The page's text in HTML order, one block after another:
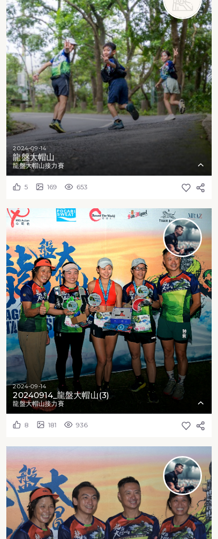
2024-09-14
龍盤大帽山
龍盤大帽山接力賽
5 169 653
2024-09-14
20240914_龍盤大帽山(3)
龍盤大帽山接力賽
8 181 936